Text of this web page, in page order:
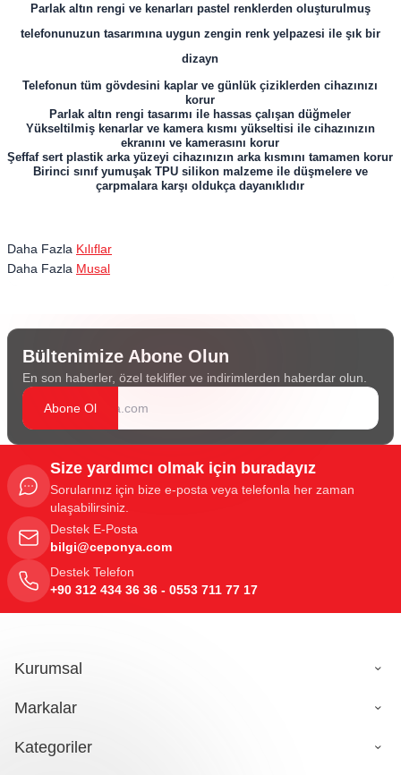
Parlak altın rengi ve kenarları pastel renklerden oluşturulmuş
telefonunuzun tasarımına uygun zengin renk yelpazesi ile şık bir
dizayn
Telefonun tüm gövdesini kaplar ve günlük çiziklerden cihazınızı
korur
Parlak altın rengi tasarımı ile hassas çalışan düğmeler
Yükseltilmiş kenarlar ve kamera kısmı yükseltisi ile cihazınızın
ekranını ve kamerasını korur
Şeffaf sert plastik arka yüzeyi cihazınızın arka kısmını tamamen korur
Birinci sınıf yumuşak TPU silikon malzeme ile düşmelere ve
çarpmalara karşı oldukça dayanıklıdır
Daha Fazla Kılıflar
Daha Fazla Musal
Bültenimize Abone Olun
En son haberler, özel teklifler ve indirimlerden haberdar olun.
Abone Ol
Size yardımcı olmak için buradayız
Sorularınız için bize e-posta veya telefonla her zaman
ulaşabilirsiniz.
Destek E-Posta
bilgi@ceponya.com
Destek Telefon
+90 312 434 36 36 - 0553 711 77 17
Kurumsal
Markalar
Kategoriler